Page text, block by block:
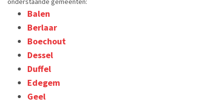
Balen
Berlaar
Boechout
Dessel
Duffel
Edegem
Geel